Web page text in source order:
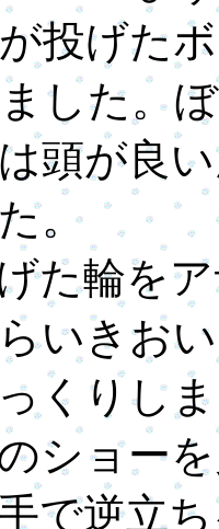
げたボ
した。
頭が良
。
た輪を
きおい
くりし
ョーを
逆立ち